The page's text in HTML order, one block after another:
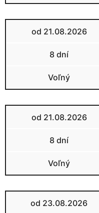
od 21.08.2026
8 dní
Voľný
od 21.08.2026
8 dní
Voľný
od 23.08.2026